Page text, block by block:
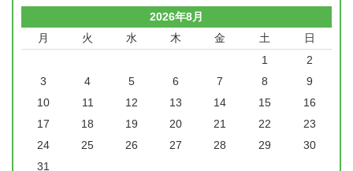
2026年8月
月
火 水 木 金 土
日
1
2
3
4 5 6 7 8
9
10
11 12 13 14 15
16
17
18 19 20 21 22
23
24
25 26 27 28 29
30
31